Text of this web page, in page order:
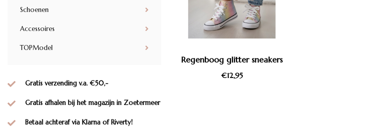
Schoenen
Accessoires
TOPModel
Gratis verzending v.a. €50,-
Gratis afhalen bij het magazijn in Zoetermeer
Betaal achteraf via Klarna of Riverty!
Regenboog glitter sneakers
€12,95